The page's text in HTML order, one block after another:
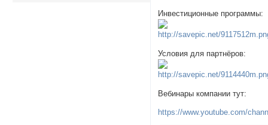
Инвестиционные программы:
Условия для партнёров:
Вебинары компании тут:
https://www.youtube.com/